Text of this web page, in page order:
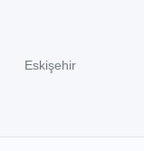
Eskişehir